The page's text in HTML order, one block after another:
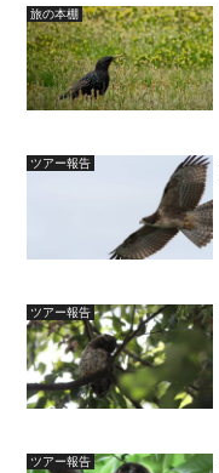
旅の本棚
ツアー報告
ツアー報告
ツアー報告